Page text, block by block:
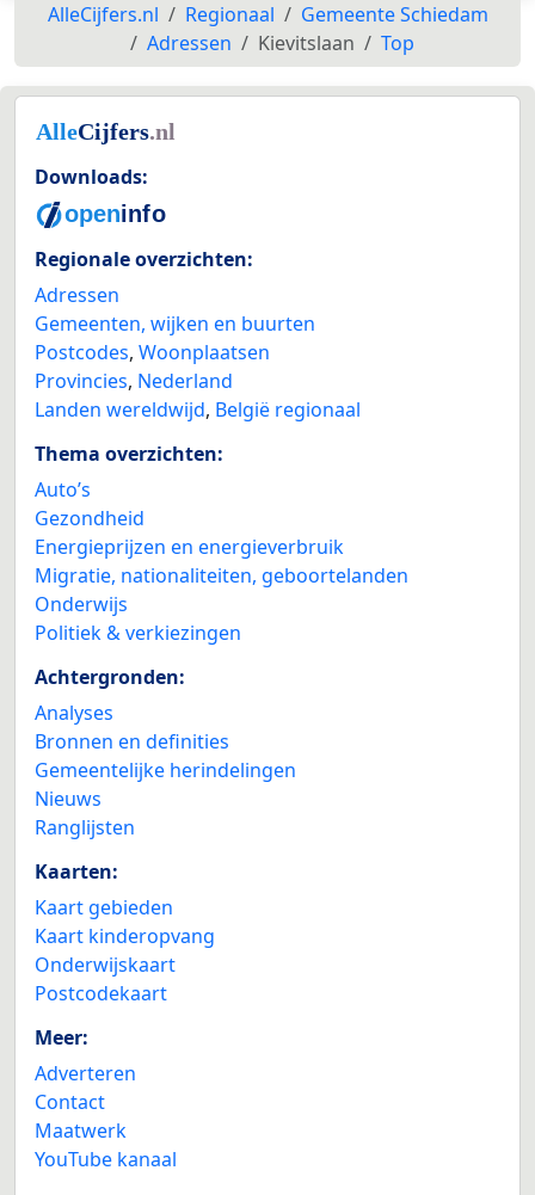
AlleCijfers.nl Regionaal
Gemeente Schiedam
Adressen
Kievitslaan Top
Downloads:
Regionale overzichten:
Adressen
Gemeenten, wijken en buurten
Postcodes, Woonplaatsen
Provincies, Nederland
Landen wereldwijd, België regionaal
Thema overzichten:
Auto’s
Gezondheid
Energieprijzen en energieverbruik
Migratie, nationaliteiten, geboortelanden
Onderwijs
Politiek & verkiezingen
Achtergronden:
Analyses
Bronnen en definities
Gemeentelijke herindelingen
Nieuws
Ranglijsten
Kaarten:
Kaart gebieden
Kaart kinderopvang
Onderwijskaart
Postcodekaart
Meer:
Adverteren
Contact
Maatwerk
YouTube kanaal